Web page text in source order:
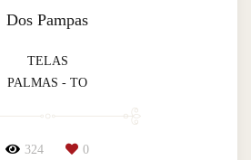
Dos Pampas
TELAS
PALMAS - TO
324 0